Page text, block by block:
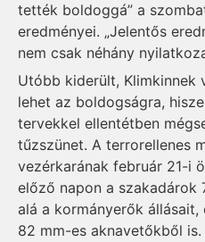
tették boldoggá” a
eredményei. „Jelentős
nem csak néhány
Utóbb kiderült, Klimkinnek
lehet az boldogságra,
tervekkel ellentétben
tűzszünet. A terrorellenes
vezérkarának február 21-i
előző napon a szakadárok
alá a kormányerők
82 mm-es aknavetőkből